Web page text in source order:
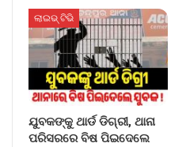
ଲାଇଭ୍ ଟିଭି
ଯୁବକଙ୍କୁ ଥାର୍ଡ ଡିଗ୍ରୀ, ଥାନା
ପରିସରରେ ବିଷ ପିଇଦେଲେ